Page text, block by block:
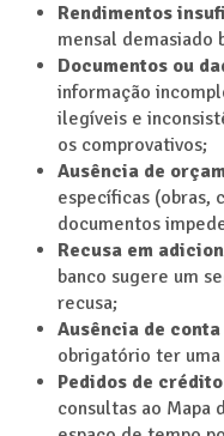
Rendimentos
mensal demasiado
Documentos ou
informação
ilegíveis e
os comprovativos;
Ausência de
específicas (obras,
documentos
Recusa em
banco sugere um
recusa;
Ausência de
obrigatório ter uma
Pedidos de
consultas ao Mapa